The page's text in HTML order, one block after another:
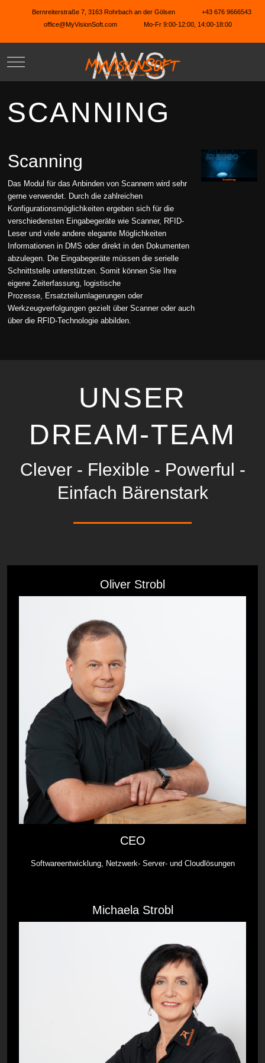
Bernreiterstraße 7, 3163 Rohrbach an der Gölsen
+43 676 9666543
office@MyVisionSoft.com
Mo-Fr 9:00-12:00, 14:00-18:00
Mobile Menu Toggle
SCANNING
Scanning
Das Modul für das Anbinden von Scannern wird sehr
gerne verwendet. Durch die zahlreichen
Konfigurationsmöglichkeiten ergeben sich für die
verschiedensten Eingabegeräte wie Scanner, RFID-
Leser und viele andere elegante Möglichkeiten
Informationen in DMS oder direkt in den Dokumenten
abzulegen. Die Eingabegeräte müssen die serielle
Schnittstelle unterstützen. Somit können Sie Ihre
eigene Zeiterfassung, logistische
Prozesse, Ersatzteilumlagerungen oder
Werkzeugverfolgungen gezielt über Scanner oder auch
über die RFID-Technologie abbilden.
UNSER
DREAM-TEAM
Clever - Flexible - Powerful -
Einfach Bärenstark
Oliver Strobl
CEO
Softwareentwicklung, Netzwerk- Server- und Cloudlösungen
Michaela Strobl